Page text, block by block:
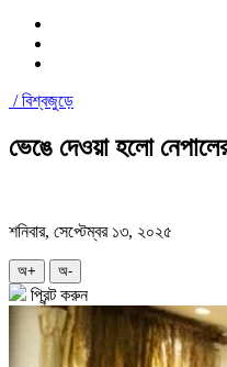
/বিশ্বজুড়ে
ভেঙে দেওয়া হলো
শনিবার, সেপ্টেম্বর ১৩, ২০২৫
অ+ অ-
প্রিন্ট করুন